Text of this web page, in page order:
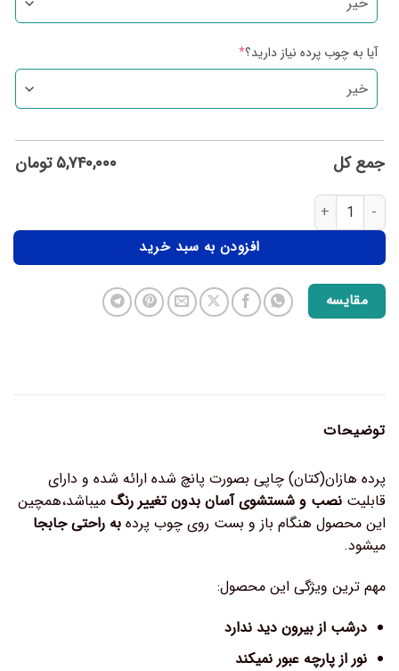
آیا به چوب پرده نیاز دارید؟*
جمع کل ۵,۷۴۰,۰۰۰ تومان
افزودن به سبد خرید
مقایسه
توضیحات
پرده هازان(کتان) چاپی بصورت پانچ شده ارائه شده و دارای
قابلیت نصب و شستشوی آسان بدون تغییر رنگ میباشد،همچین
این محصول هنگام باز و بست روی چوب پرده به راحتی جابجا
میشود.
مهم ترین ویژگی این محصول:
درشب از بیرون دید ندارد
نور از پارچه عبور نمیکند